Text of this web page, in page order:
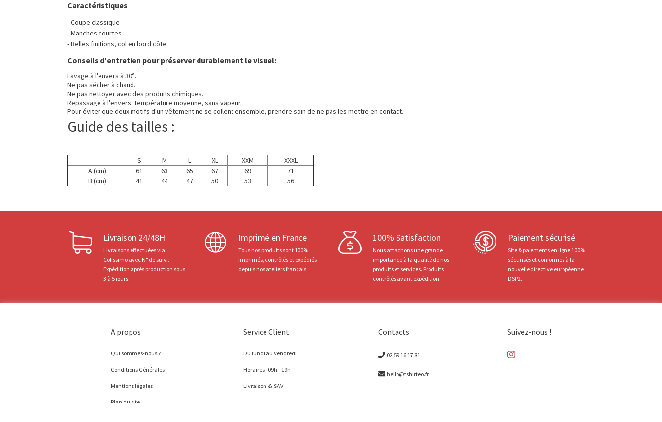
Caractéristiques
- Coupe classique
- Manches courtes
- Belles finitions, col en bord côte
Conseils d'entretien pour préserver durablement le visuel:
Lavage à l'envers à 30°.
Ne pas sécher à chaud.
Ne pas nettoyer avec des produits chimiques.
Repassage à l'envers, température moyenne, sans vapeur.
Pour éviter que deux motifs d'un vêtement ne se collent ensemble, prendre soin de ne pas les mettre en contact.
Guide des tailles :
S M L XL XXM
XXXL
A (cm)
61 63 65 67 69
71
B (cm)
41 44 47 50 53 56
Livraison 24/48H
Livraisons effectuées via
Colissimo avec N° de suivi.
Expédition après production sous
3 à 5 jours.
Imprimé en France
Tous nos produits sont 100%
imprimés, contrôlés et expédiés
depuis nos ateliers français.
100% Satisfaction
Nous attachons une grande
importance à la qualité de nos
produits et services. Produits
contrôlés avant expédition.
Paiement sécurisé
Site & paiements en ligne 100%
sécurisés et conformes à la
nouvelle directive européenne
DSP2.
A propos
Qui sommes-nous ?
Conditions Générales
Mentions légales
Plan du site
Service Client
Du lundi au Vendredi :
Horaires : 09h - 19h
Livraison &SAV
Contacts
02 59 16 17 81
hello@tshirteo.fr
Suivez-nous !